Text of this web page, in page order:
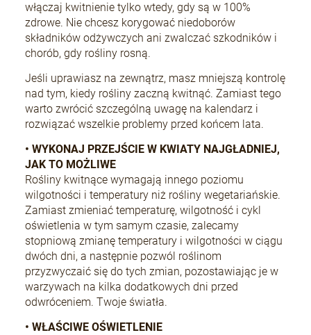
włączaj kwitnienie tylko wtedy, gdy są w 100%
zdrowe. Nie chcesz korygować niedoborów
składników odżywczych ani zwalczać szkodników i
chorób, gdy rośliny rosną.
Jeśli uprawiasz na zewnątrz, masz mniejszą kontrolę
nad tym, kiedy rośliny zaczną kwitnąć. Zamiast tego
warto zwrócić szczególną uwagę na kalendarz i
rozwiązać wszelkie problemy przed końcem lata.
• WYKONAJ PRZEJŚCIE W KWIATY NAJGŁADNIEJ,
JAK TO MOŻLIWE
Rośliny kwitnące wymagają innego poziomu
wilgotności i temperatury niż rośliny wegetariańskie.
Zamiast zmieniać temperaturę, wilgotność i cykl
oświetlenia w tym samym czasie, zalecamy
stopniową zmianę temperatury i wilgotności w ciągu
dwóch dni, a następnie pozwól roślinom
przyzwyczaić się do tych zmian, pozostawiając je w
warzywach na kilka dodatkowych dni przed
odwróceniem. Twoje światła.
• WŁAŚCIWE OŚWIETLENIE